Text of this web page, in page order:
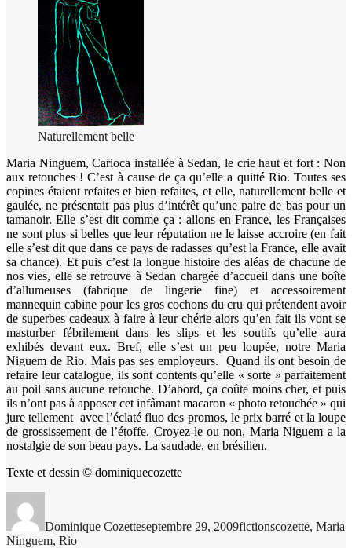
Naturellement belle
Maria Ninguem, Carioca installée à Sedan, le crie haut et fort : Non
aux retouches ! C’est à cause de ça qu’elle a quitté Rio. Toutes ses
copines étaient refaites et bien refaites, et elle, naturellement belle et
gaulée, ne présentait pas plus d’intérêt qu’une paire de bas pour un
tamanoir. Elle s’est dit comme ça : allons en France, les Françaises
ne sont plus si belles que leur réputation ne le laisse accroire (en fait
elle s’est dit que dans ce pays de radasses qu’est la France, elle avait
sa chance). Et puis c’est la longue histoire des aléas de chacune de
nos vies, elle se retrouve à Sedan chargée d’accueil dans une boîte
d’allumeuses (fabrique de lingerie fine) et accessoirement
mannequin cabine pour les gros cochons du cru qui prétendent avoir
de superbes cadeaux à faire à leur chérie alors qu’en fait ils vont se
masturber fébrilement dans les slips et les soutifs qu’elle aura
exhibés devant eux. Bref, elle s’est un peu loupée, notre Maria
Niguem de Rio. Mais pas ses employeurs. Quand ils ont besoin de
refaire leur catalogue, ils sont contents qu’elle « sorte » parfaitement
au poil sans aucune retouche. D’abord, ça coûte moins cher, et puis
ils n’ont pas à apposer cet infâmant macaron « photo retouchée » qui
jure tellement avec l’éclaté fluo des promos, le prix barré et la loupe
de grossissement de l’étoffe. Croyez-le ou non, Maria Niguem a la
nostalgie de son beau pays. La saudade, en brésilien.
Texte et dessin © dominiquecozette
Dominique Cozetteseptembre 29, 2009fictionscozette, Maria
Ninguem, Rio